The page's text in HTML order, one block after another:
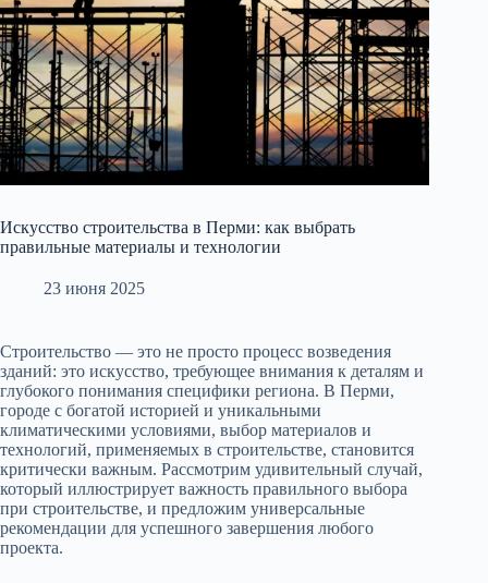
Искусство строительства в Перми: как выбрать
правильные материалы и технологии
23 июня 2025
Строительство — это не просто процесс возведения
зданий: это искусство, требующее внимания к деталям и
глубокого понимания специфики региона. В Перми,
городе с богатой историей и уникальными
климатическими условиями, выбор материалов и
технологий, применяемых в строительстве, становится
критически важным. Рассмотрим удивительный случай,
который иллюстрирует важность правильного выбора
при строительстве, и предложим универсальные
рекомендации для успешного завершения любого
проекта.